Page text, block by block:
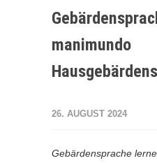
manimundo
26. AUGUST 2024
Gebärdensprache